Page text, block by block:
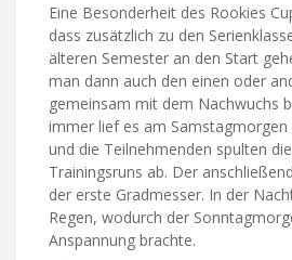
Eine Besonderheit des Rookies
dass zusätzlich zu den
älteren Semester an den Start
man dann auch den einen oder
gemeinsam mit dem Nachwuchs
immer lief es am
und die Teilnehmenden spulten
Trainingsruns ab. Der
der erste Gradmesser. In der
Regen, wodurch der
Anspannung brachte.